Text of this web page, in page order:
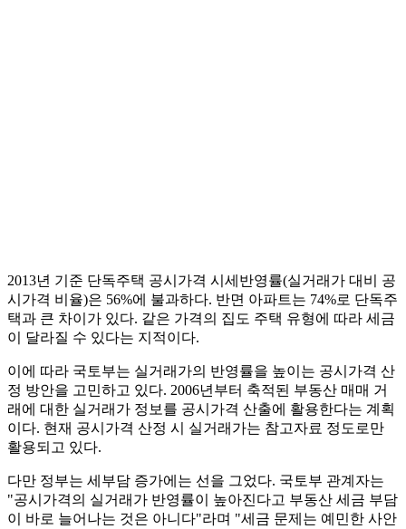
2013년 기준 단독주택 공시가격 시세반영률(실거래가 대비 공
시가격 비율)은 56%에 불과하다. 반면 아파트는 74%로 단독주
택과 큰 차이가 있다. 같은 가격의 집도 주택 유형에 따라 세금
이 달라질 수 있다는 지적이다.
이에 따라 국토부는 실거래가의 반영률을 높이는 공시가격 산
정 방안을 고민하고 있다. 2006년부터 축적된 부동산 매매 거
래에 대한 실거래가 정보를 공시가격 산출에 활용한다는 계획
이다. 현재 공시가격 산정 시 실거래가는 참고자료 정도로만
활용되고 있다.
다만 정부는 세부담 증가에는 선을 그었다. 국토부 관계자는
"공시가격의 실거래가 반영률이 높아진다고 부동산 세금 부담
이 바로 늘어나는 것은 아니다"라며 "세금 문제는 예민한 사안